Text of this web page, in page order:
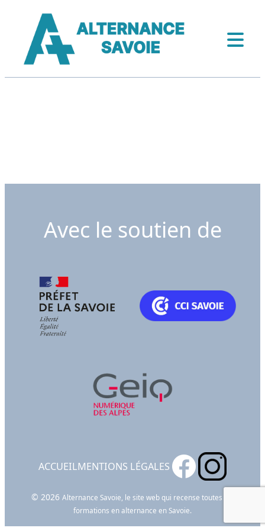
Avec le soutien de
ACCUEILMENTIONS LÉGALES
© 2026 Alternance Savoie, le site web qui recense toutes les
formations en alternance en Savoie.